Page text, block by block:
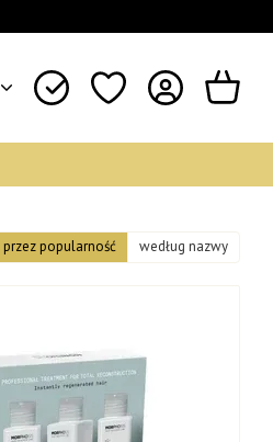
przez popularność według nazwy